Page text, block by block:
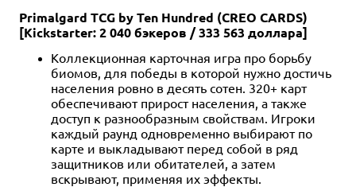
Primalgard TCG by Ten Hundred (CREO CARDS)
[Kickstarter: 2 040 бэкеров / 333 563 доллара]
Коллекционная карточная игра про борьбу
биомов, для победы в которой нужно достичь
населения ровно в десять сотен. 320+ карт
обеспечивают прирост населения, а также
доступ к разнообразным свойствам. Игроки
каждый раунд одновременно выбирают по
карте и выкладывают перед собой в ряд
защитников или обитателей, а затем
вскрывают, применяя их эффекты.